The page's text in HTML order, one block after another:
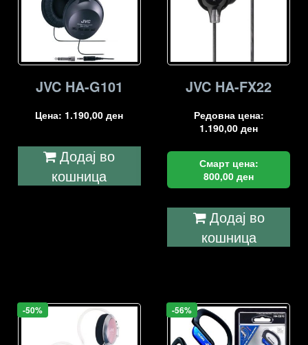
JVC HA-G101
Цена: 1.190,00ден
Додај во
кошница
JVC HA-FX22
Редовна цена:
1.190,00ден
Смарт цена:
800,00ден
Додај во
кошница
-50% -56%